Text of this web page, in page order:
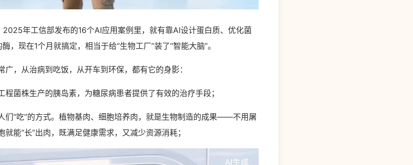
年工信部发布的16个AI应用案例里，就有靠AI设计蛋白质、优化菌
，现在1个月就搞定，相当于给“生物工厂”装了“智能大脑”。
，从治病到吃饭，从开车到环保，都有它的身影：
菌株生产的胰岛素，为糖尿病患者提供了有效的治疗手段；
“吃”的方式。植物基肉、细胞培养肉，就是生物制造的成果——不用屠
能“长”出肉，既满足健康需求，又减少资源消耗；